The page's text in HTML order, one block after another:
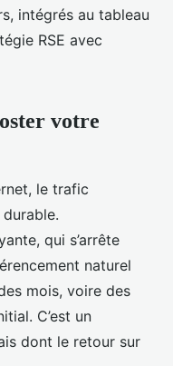
intégrés au tableau
RSE avec
votre
le trafic
qui s’arrête
naturel
mois, voire des
C’est un
dont le retour sur